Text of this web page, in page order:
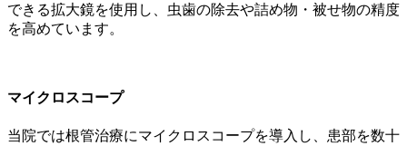
できる拡大鏡を使用し、虫歯の除去や詰め物・被せ物の精度
を高めています。
マイクロスコープ
当院では根管治療にマイクロスコープを導入し、患部を数十